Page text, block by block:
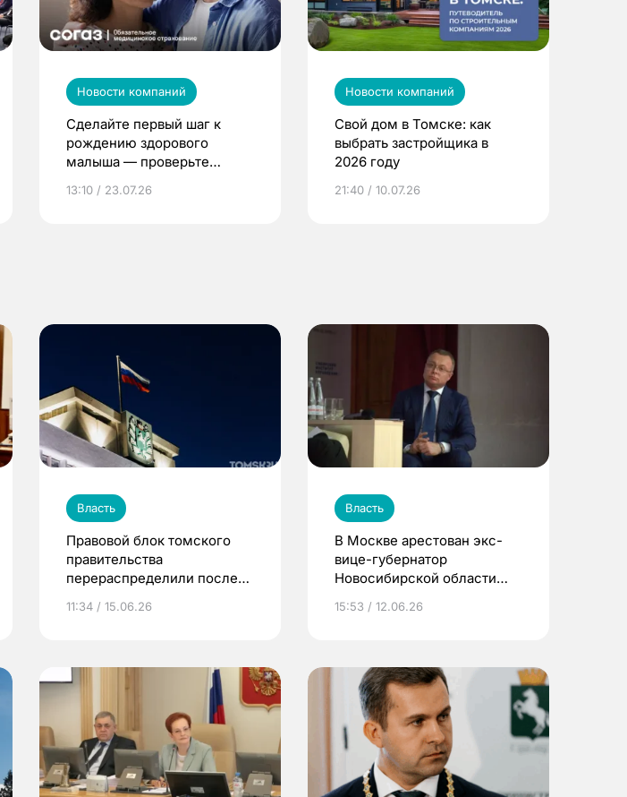
Новости компаний
Сделайте первый шаг к
рождению здорового
малыша — проверьте
по ОМС!
13:10 / 23.07.26
Новости компаний
Свой дом в Томске: как
выбрать застройщика в
2026 году
21:40 / 10.07.26
Власть
Правовой блок томского
правительства
перераспределили после
Филиппова
11:34 / 15.06.26
Власть
В Москве арестован экс-
вице-губернатор
Новосибирской области
наркотиках
15:53 / 12.06.26